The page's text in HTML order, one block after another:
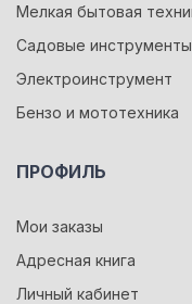
Мелкая бытовая
Садовые инструменты
Электроинструмент
Бензо и мототехника
ПРОФИЛЬ
Мои заказы
Адресная книга
Личный кабинет